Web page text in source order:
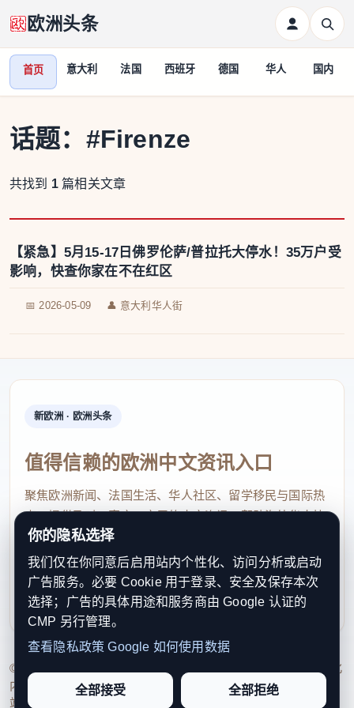
欧洲头条
首页 意大利 法国 西班牙 德国 华人 国内
话题： #Firenze
共找到 1 篇相关文章
【紧急】5月15-17日佛罗伦萨/普拉托大停水！35万户受
影响，快查你家在不在红区
📅 2026-05-09 👤 意大利华人街
新欧洲 · 欧洲头条
值得信赖的欧洲中文资讯入口
聚焦欧洲新闻、法国生活、华人社区、留学移民与国际热
点，提供及时、真实、实用的中文资讯，帮助海外华人快
速了解欧洲动态。
contact@xinouzhou.com
服务支持、版权与合作：工作日优先处理站务、投稿与权
利通知
© 2026 新欧洲·欧洲头条. All Rights Reserved. 本网站持续优化
内容透明度、联系方式与用户权利说明，以提升品牌信任感和
站点完整度。
你的隐私选择
我们仅在你同意后启用站内个性化、访问分析或启动
广告服务。必要 Cookie 用于登录、安全及保存本次
选择；广告的具体用途和服务商由 Google 认证的
CMP 另行管理。
查看隐私政策 Google 如何使用数据
全部接受 全部拒绝